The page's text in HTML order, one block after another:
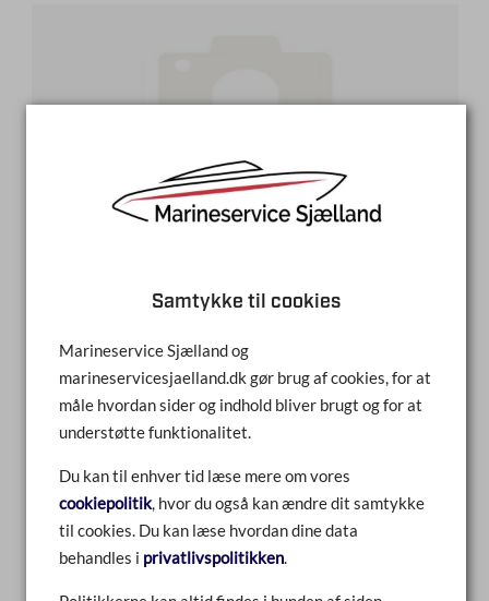
0
LÆS MERE
Samtykke til cookies
Marineservice Sjælland og
marineservicesjaelland.dk gør brug af cookies, for at
måle hvordan sider og indhold bliver brugt og for at
understøtte funktionalitet.
Du kan til enhver tid læse mere om vores
cookiepolitik, hvor du også kan ændre dit samtykke
til cookies. Du kan læse hvordan dine data
behandles i privatlivspolitikken.